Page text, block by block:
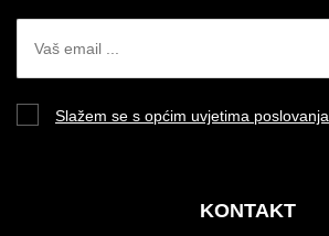
Slažem se s općim uvjetima poslovanja
KONTAKT